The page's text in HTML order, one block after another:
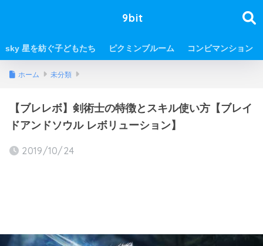
9bit
sky 星を紡ぐ子どもたち ピクミンブルーム コンビマンション
ホーム 未分類
【ブレレボ】剣術士の特徴とスキル使い方【ブレイ
ドアンドソウル レボリューション】
2019/10/24